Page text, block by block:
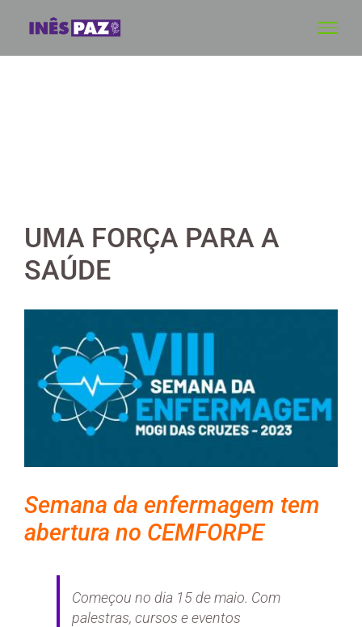
UMA FORÇA PARA A
SAÚDE
Image
Semana da enfermagem tem
abertura no CEMFORPE
Começou no dia 15 de maio. Com
palestras, cursos e eventos